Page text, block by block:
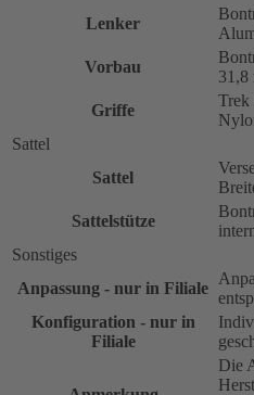
Lenker
Vorbau
31,8
Griffe
Trek
Sattel
Sattel
Sattelstütze
Sonstiges
Anpassung - nur in Filiale
Konfiguration - nur in
Filiale
Die